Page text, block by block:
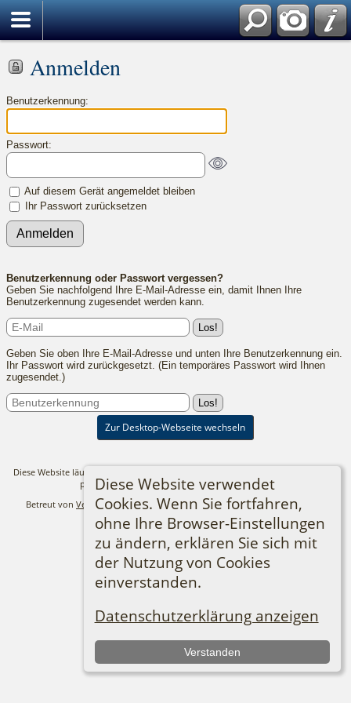
Diese Website verwendet
Cookies. Wenn Sie fortfahren,
ohne Ihre Browser-Einstellungen
zu ändern, erklären Sie sich mit
der Nutzung von Cookies
einverstanden.
Datenschutzerklärung anzeigen
Verstanden
Anmelden
Benutzerkennung:
Passwort:
Auf diesem Gerät angemeldet bleiben
Ihr Passwort zurücksetzen
Benutzerkennung oder Passwort vergessen?
Geben Sie nachfolgend Ihre E-Mail-Adresse ein, damit Ihnen Ihre
Benutzerkennung zugesendet werden kann.
Geben Sie oben Ihre E-Mail-Adresse und unten Ihre Benutzerkennung ein.
Ihr Passwort wird zurückgesetzt. (Ein temporäres Passwort wird Ihnen
zugesendet.)
Zur Desktop-Webseite wechseln
Diese Website läuft mit
programmiert von Darrin Lythgoe © 2001-2026.
Betreut von Verein für Familienforschung in Ost- und Westpreußen e.V.
Datenschutzerklärung
Impressum